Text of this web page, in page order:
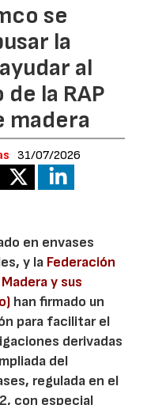
se
la
al
la RAP
madera
31/07/2026
en envases
y la Federación
y sus
han firmado un
para facilitar el
derivadas
del
regulada en el
con especial